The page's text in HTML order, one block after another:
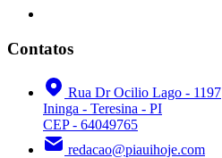
Contatos
Rua Dr Ocilio Lago - 1197
Ininga - Teresina - PI
CEP - 64049765
redacao@piauihoje.com